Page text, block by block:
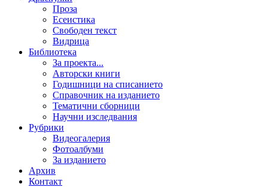
Проза
Есеистика
Свободен текст
Видрица
Библиотека
За проекта...
Авторски книги
Годишници на списанието
Справочник на изданието
Тематични сборници
Научни изследвания
Рубрики
Видеогалерия
Фотоалбуми
За изданието
Архив
Контакт